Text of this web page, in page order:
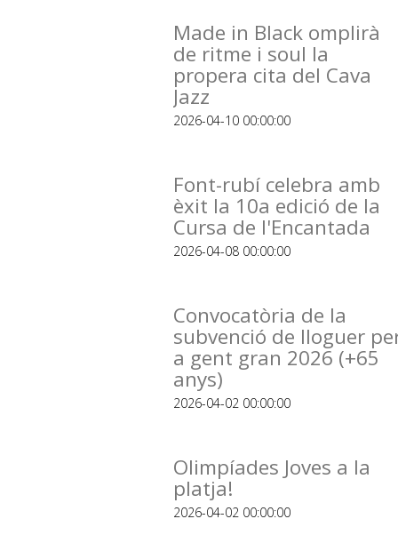
Made in Black omplirà
de ritme i soul la
propera cita del Cava
Jazz
2026-04-10 00:00:00
Font-rubí celebra amb
èxit la 10a edició de la
Cursa de l'Encantada
2026-04-08 00:00:00
Convocatòria de la
subvenció de lloguer
a gent gran 2026 (+65
anys)
2026-04-02 00:00:00
Olimpíades Joves a la
platja!
2026-04-02 00:00:00